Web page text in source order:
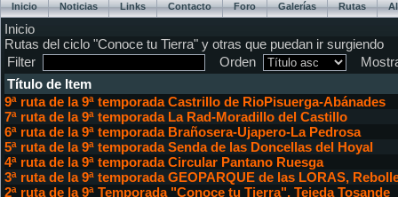
Inicio Noticias Links Contacto Foro Galerías Rutas
Chat
Inicio
Rutas del ciclo "Conoce tu Tierra" y otras que puedan ir surgiendo
Filter
Orden
Título de Item
9ª ruta de la 9ª temporada Castrillo de RioPisuerga-Abánades
7ª ruta de la 9ª temporada La Rad-Moradillo del Castillo
6ª ruta de la 9ª temporada Brañosera-Ujapero-La Pedrosa
5ª ruta de la 9ª temporada Senda de las Doncellas del Hoyal
4ª ruta de la 9ª temporada Circular Pantano Ruesga
3ª ruta de la 9ª temporada GEOPARQUE de las LORAS,
2ª ruta de la 9ª Temporada "Conoce tu Tierra", Tejeda Tosande